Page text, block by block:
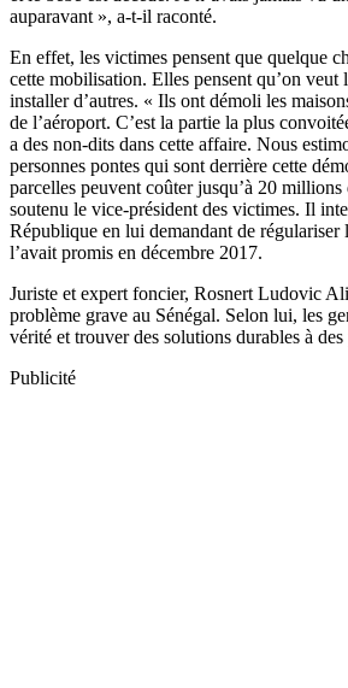
auparavant », a-t-il raconté.
En effet, les victimes pensent que quelque
cette mobilisation. Elles pensent qu’on veut
installer d’autres. « Ils ont démoli les
de l’aéroport. C’est la partie la plus
a des non-dits dans cette affaire. Nous
personnes pontes qui sont derrière cette
parcelles peuvent coûter jusqu’à 20
soutenu le vice-président des victimes. Il
République en lui demandant de
l’avait promis en décembre 2017.
Juriste et expert foncier, Rosnert Ludovic
problème grave au Sénégal. Selon lui, les
vérité et trouver des solutions durables à des
Publicité